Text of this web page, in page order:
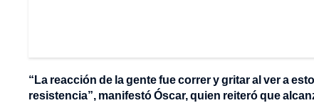
“La reacción de la gente fue correr y gritar al ver a
resistencia”, manifestó Óscar, quien reiteró que